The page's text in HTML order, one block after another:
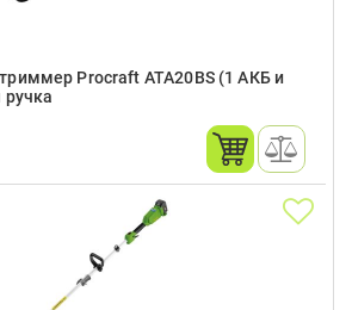
Procraft ATA20BS (1 АКБ и